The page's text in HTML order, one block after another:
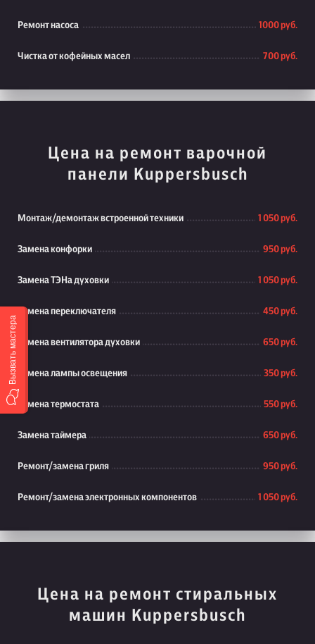
Ремонт насоса 1000 руб.
Чистка от кофейных масел 700 руб.
Цена на ремонт варочной
панели Kuppersbusch
Монтаж/демонтаж встроенной техники 1 050 руб.
Замена конфорки 950 руб.
Замена ТЭНа духовки 1 050 руб.
Замена переключателя 450 руб.
Замена вентилятора духовки 650 руб.
Замена лампы освещения 350 руб.
Замена термостата 550 руб.
Замена таймера 650 руб.
Ремонт/замена гриля 950 руб.
Ремонт/замена электронных компонентов 1 050 руб.
Цена на ремонт стиральных
машин Kuppersbusch
Вызвать мастера